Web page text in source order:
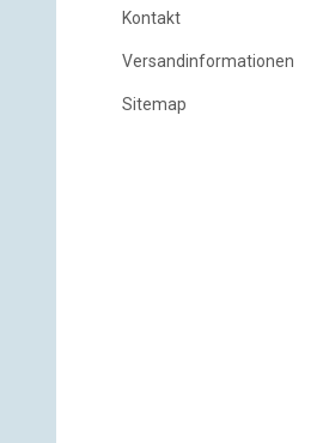
Kontakt
Versandinformationen
Sitemap